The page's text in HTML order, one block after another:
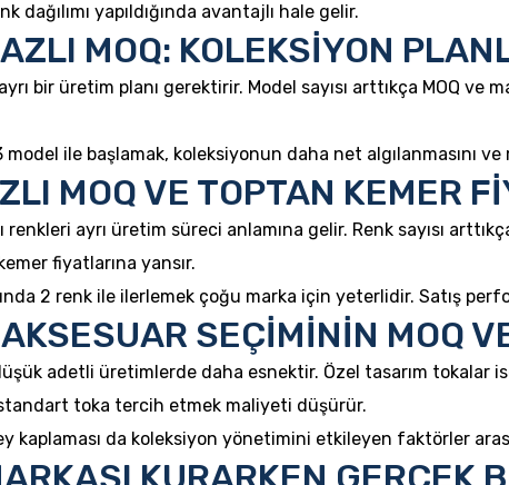
dağılımı yapıldığında avantajlı hale gelir.
MOQ: KOLEKSİYON
bir üretim planı gerektirir. Model sayısı arttıkça MOQ
model ile başlamak, koleksiyonun daha net algılanmasını
MOQ VE TOPTAN KEMER
renkleri ayrı üretim süreci anlamına gelir. Renk sayısı
fiyatlarına yansır.
2 renk ile ilerlemek çoğu marka için yeterlidir. Satış
SEÇİMİNİN MOQ
adetli üretimlerde daha esnektir. Özel tasarım tokalar
toka tercih etmek maliyeti düşürür.
kaplaması da koleksiyon yönetimini etkileyen faktörler